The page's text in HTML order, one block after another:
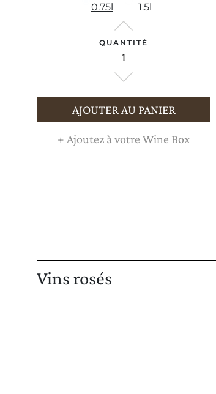
0.75l 1.5l
QUANTITÉ
AJOUTER AU PANIER
+ Ajoutez à votre Wine Box
Vins rosés